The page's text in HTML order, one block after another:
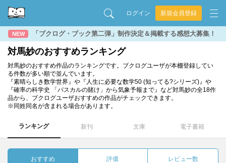
ログイン 新規会員登録
NEW 「ブクログ・ブック第二弾」制作決定＆掲載する感想大募集！
対馬妙のおすすめランキング
対馬妙のおすすめ作品のランキングです。ブクログユーザが本棚登録してい
る件数が多い順で並んでいます。
『素晴らしき数学世界』や『人生に必要な数学50 (知ってる?シリーズ)』や
『確率の科学史 「パスカルの賭け」から気象予報まで』など対馬妙の全18作
品から、ブクログユーザおすすめの作品がチェックできます。
※同姓同名が含まれる場合があります。
ランキング 新刊 文庫 電子書籍
おすすめ 評価 レビュー数